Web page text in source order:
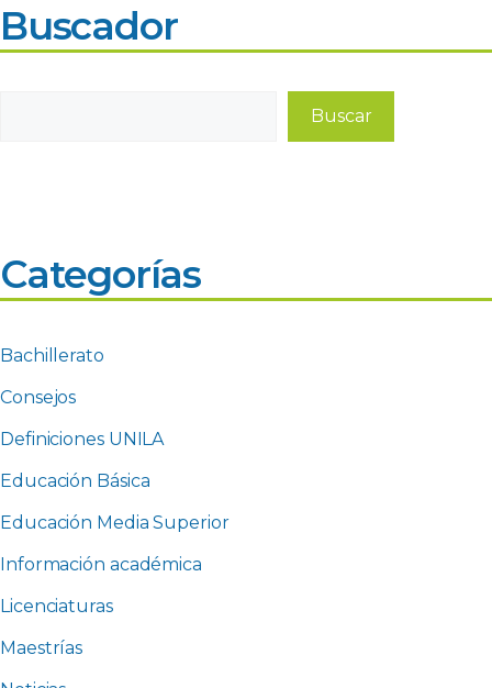
Buscador
Buscar
Categorías
Bachillerato
Consejos
Definiciones UNILA
Educación Básica
Educación Media Superior
Información académica
Licenciaturas
Maestrías